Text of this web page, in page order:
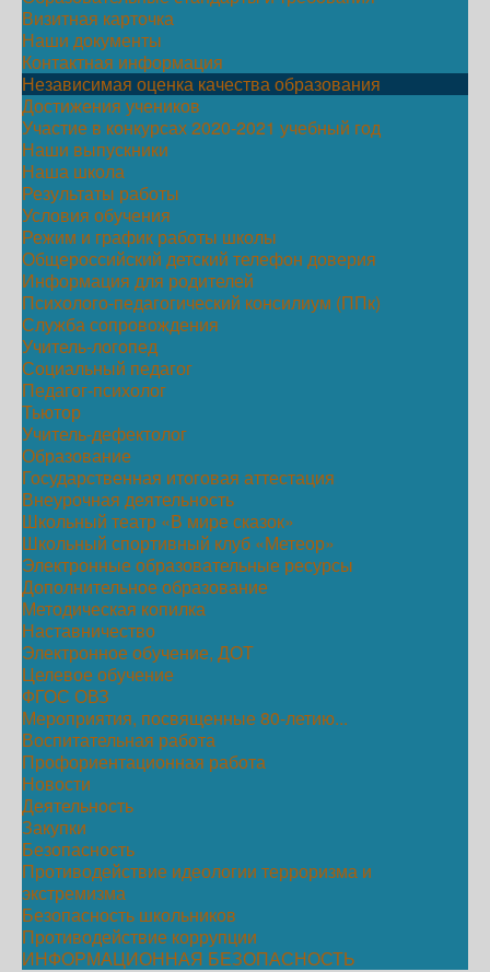
Визитная карточка
Наши документы
Контактная информация
Независимая оценка качества образования
Достижения учеников
Участие в конкурсах 2020-2021 учебный год
Наши выпускники
Наша школа
Результаты работы
Условия обучения
Режим и график работы школы
Общероссийский детский телефон доверия
Информация для родителей
Психолого-педагогический консилиум (ППк)
Служба сопровождения
Учитель-логопед
Социальный педагог
Педагог-психолог
Тьютор
Учитель-дефектолог
Образование
Государственная итоговая аттестация
Внеурочная деятельность
Школьный театр «В мире сказок»
Школьный спортивный клуб «Метеор»
Электронные образовательные ресурсы
Дополнительное образование
Методическая копилка
Наставничество
Электронное обучение, ДОТ
Целевое обучение
ФГОС ОВЗ
Мероприятия, посвященные 80-летию...
Воспитательная работа
Профориентационная работа
Новости
Деятельность
Закупки
Безопасность
Противодействие идеологии терроризма и
экстремизма
Безопасность школьников
Противодействие коррупции
ИНФОРМАЦИОННАЯ БЕЗОПАСНОСТЬ